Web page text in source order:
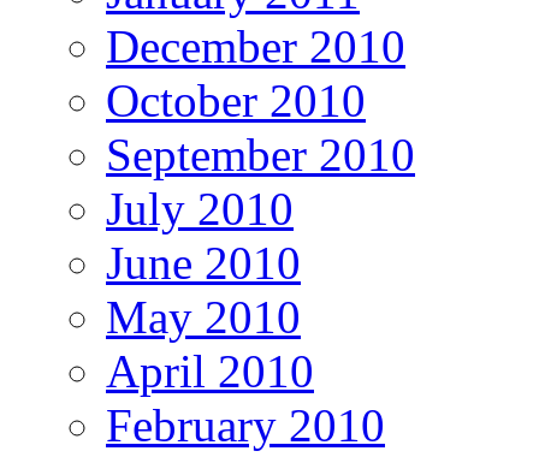
December 2010
October 2010
September 2010
July 2010
June 2010
May 2010
April 2010
February 2010